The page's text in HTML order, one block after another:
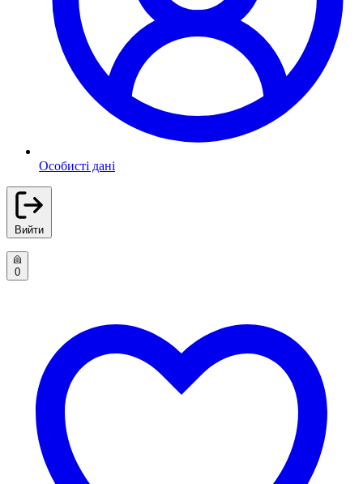
Особисті дані
Вийти
0